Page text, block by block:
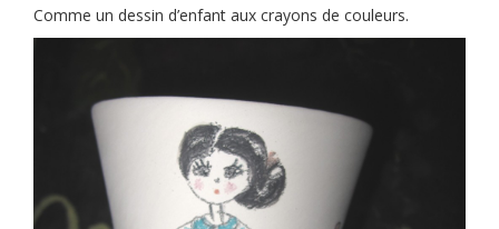
Comme un dessin d’enfant aux crayons de couleurs.